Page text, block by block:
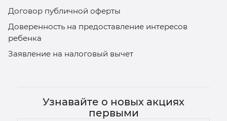
Договор публичной оферты
Доверенность на предоставление интересов
ребенка
Заявление на налоговый вычет
Узнавайте о новых акциях
первыми